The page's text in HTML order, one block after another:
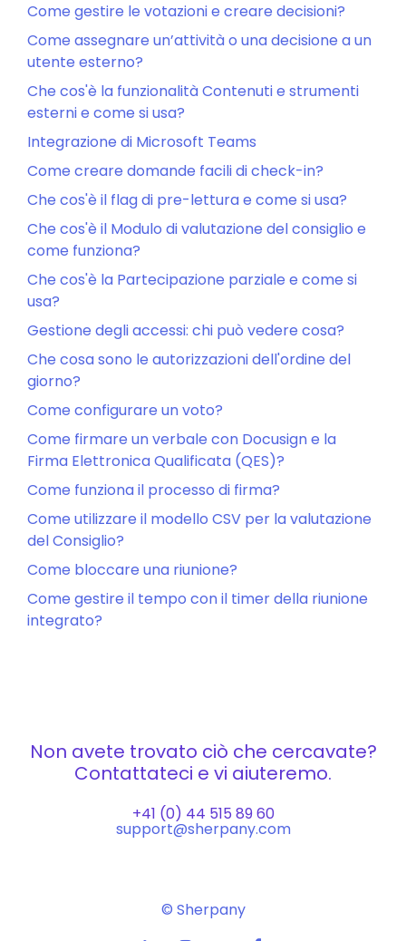
Come gestire le votazioni e creare decisioni?
Come assegnare un’attività o una decisione a un
utente esterno?
Che cos'è la funzionalità Contenuti e strumenti
esterni e come si usa?
Integrazione di Microsoft Teams
Come creare domande facili di check-in?
Che cos'è il flag di pre-lettura e come si usa?
Che cos'è il Modulo di valutazione del consiglio e
come funziona?
Che cos'è la Partecipazione parziale e come si
usa?
Gestione degli accessi: chi può vedere cosa?
Che cosa sono le autorizzazioni dell'ordine del
giorno?
Come configurare un voto?
Come firmare un verbale con Docusign e la
Firma Elettronica Qualificata (QES)?
Come funziona il processo di firma?
Come utilizzare il modello CSV per la valutazione
del Consiglio?
Come bloccare una riunione?
Come gestire il tempo con il timer della riunione
integrato?
Non avete trovato ciò che cercavate?
Contattateci e vi aiuteremo.
+41 (0) 44 515 89 60
support@sherpany.com
© Sherpany